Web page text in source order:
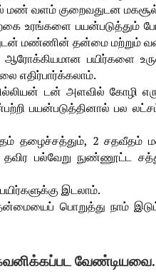
மண் வளம் குறைவதுடன மகசூல்
உரங்களை பயன்படுத்தும்
மண்ணின் தன்மை மற்றும் வளம்
பயிர்களை
எதிர்பார்க்கலாம்.
டன் அளவில் கோழி எரு
பயன்படுத்தினால் பல
தழைச்சத்தும், 2 சதவீதம்
பல்வேறு நுண்ணூட்ட
இடலாம்.
பொறுத்து நாம்